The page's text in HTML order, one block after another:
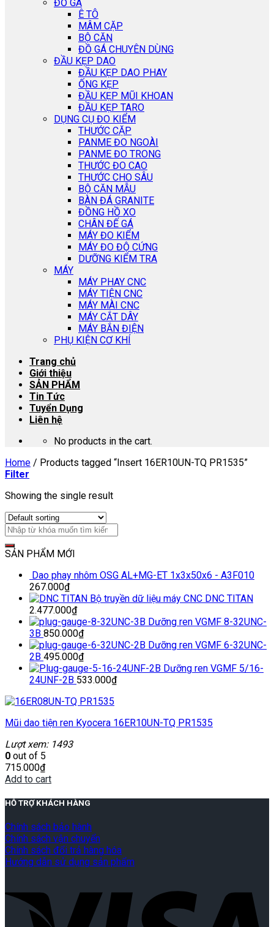
ĐỒ GÁ
Ê TÔ
MÂM CẶP
BỘ CĂN
ĐỒ GÁ CHUYÊN DÙNG
ĐẦU KẸP DAO
ĐẦU KẸP DAO PHAY
ỐNG KẸP
ĐẦU KẸP MŨI KHOAN
ĐẦU KẸP TARO
DỤNG CỤ ĐO KIỂM
THƯỚC CẶP
PANME ĐO NGOÀI
PANME ĐO TRONG
THƯỚC ĐO CAO
THƯỚC CHO SÂU
BỘ CĂN MẪU
BÀN ĐÁ GRANITE
ĐỒNG HỒ XO
CHÂN ĐẾ GÁ
MÁY ĐO KIỂM
MÁY ĐO ĐỘ CỨNG
DƯỠNG KIỂM TRA
MÁY
MÁY PHAY CNC
MÁY TIỆN CNC
MÁY MÀI CNC
MÁY CẮT DÂY
MÁY BẮN ĐIỆN
PHỤ KIỆN CƠ KHÍ
Trang chủ
Giới thiệu
SẢN PHẨM
Tin Tức
Tuyển Dụng
Liên hệ
No products in the cart.
Home / Products tagged “Insert 16ER10UN-TQ PR1535”
Filter
Showing the single result
SẢN PHẨM MỚI
Dao phay nhôm OSG AL+MG-ET 1x3x50x6 - A3F010
267.000₫
Bộ truyền dữ liệu máy CNC DNC TITAN
2.477.000₫
Dưỡng ren VGMF 8-32UNC-
3B 850.000₫
Dưỡng ren VGMF 6-32UNC-
2B 495.000₫
Dưỡng ren VGMF 5/16-
24UNF-2B 533.000₫
Mũi dao tiện ren Kyocera 16ER10UN-TQ PR1535
Lượt xem: 1493
0 out of 5
715.000₫
Add to cart
HỖ TRỢ KHÁCH HÀNG
Chính sách bảo hành
Chính sách vận chuyển
Chính sách đổi trả hàng hóa
Hướng dẫn sử dụng sản phẩm